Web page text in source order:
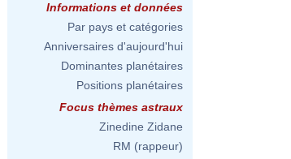
Informations et données
Par pays et catégories
Anniversaires d'aujourd'hui
Dominantes planétaires
Positions planétaires
Focus thèmes astraux
Zinedine Zidane
RM (rappeur)